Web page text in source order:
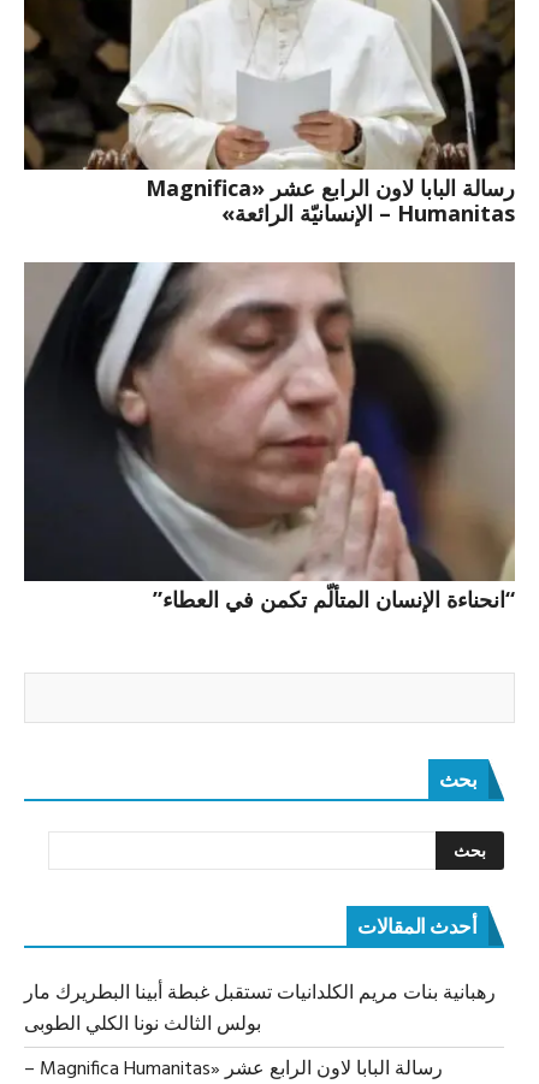
رسالة البابا لاون الرابع عشر «Magnifica
Humanitas – الإنسانيّة الرائعة»
“انحناءة الإنسان المتألّم تكمن في العطاء”
بحث
أحدث المقالات
رهبانية بنات مريم الكلدانيات تستقبل غبطة أبينا البطريرك مار
بولس الثالث نونا الكلي الطوبى
رسالة البابا لاون الرابع عشر «Magnifica Humanitas –